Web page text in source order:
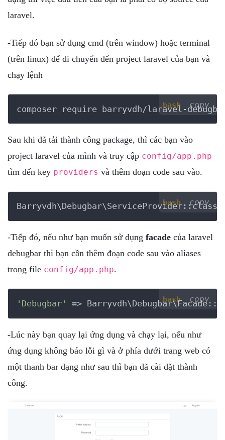
laravel.
-Tiếp đó bạn sử dụng cmd (trên window) hoặc terminal
(trên linux) để di chuyển đến project laravel của bạn và
chạy lệnh
bash copy
composer require barryvdh/laravel-
Sau khi đã tải thành công package, thì các bạn vào
project laravel của mình và truy cập config/app.php
tìm đến key providers và thêm đoạn code sau vào.
bash copy
Barryvdh\Debugbar\ServiceProvider::class,
-Tiếp đó, nếu như bạn muốn sử dụng facade của laravel
debugbar thì bạn cần thêm đoạn code sau vào aliases
trong file config/app.php.
bash copy
'Debugbar' =>
-Lúc này bạn quay lại ứng dụng và chạy lại, nếu như
ứng dụng không báo lỗi gì và ở phía dưới trang web có
một thanh bar dạng như sau thì bạn đã cài đặt thành
công.